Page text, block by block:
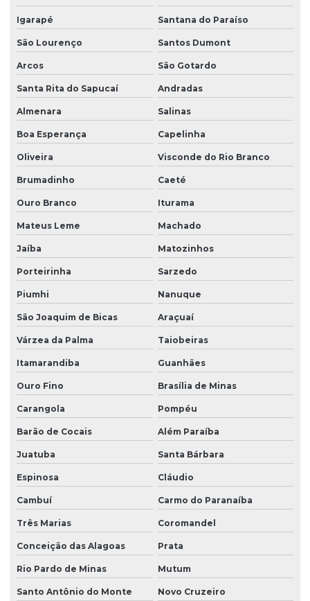
Igarapé Santana do Paraíso
São Lourenço Santos Dumont
Arcos São Gotardo
Santa Rita do Sapucaí Andradas
Almenara Salinas
Boa Esperança Capelinha
Oliveira Visconde do Rio Branco
Brumadinho Caeté
Ouro Branco Iturama
Mateus Leme Machado
Jaíba Matozinhos
Porteirinha Sarzedo
Piumhi Nanuque
São Joaquim de Bicas Araçuaí
Várzea da Palma Taiobeiras
Itamarandiba Guanhães
Ouro Fino Brasília de Minas
Carangola Pompéu
Barão de Cocais Além Paraíba
Juatuba Santa Bárbara
Espinosa Cláudio
Cambuí Carmo do Paranaíba
Três Marias Coromandel
Conceição das Alagoas Prata
Rio Pardo de Minas Mutum
Santo Antônio do Monte Novo Cruzeiro